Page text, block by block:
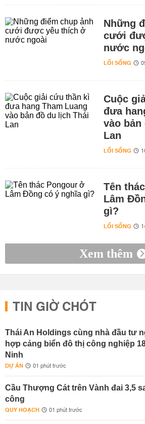
Những
cưới
nước
LỐI SỐNG
Cuộc
đưa
vào bản
Lan
LỐI SỐNG
Tên
Lâm
gì?
LỐI SỐNG
Xem thêm
TIN GIỜ CHÓT
Thái An Holdings cùng nhà đầu tư
hợp cảng biển đô thị công nghiệp
Ninh
DỰ ÁN 01 phút trước
Cầu Thượng Cát trên Vành đai 3,5
công
QUY HOẠCH 01 phút trước